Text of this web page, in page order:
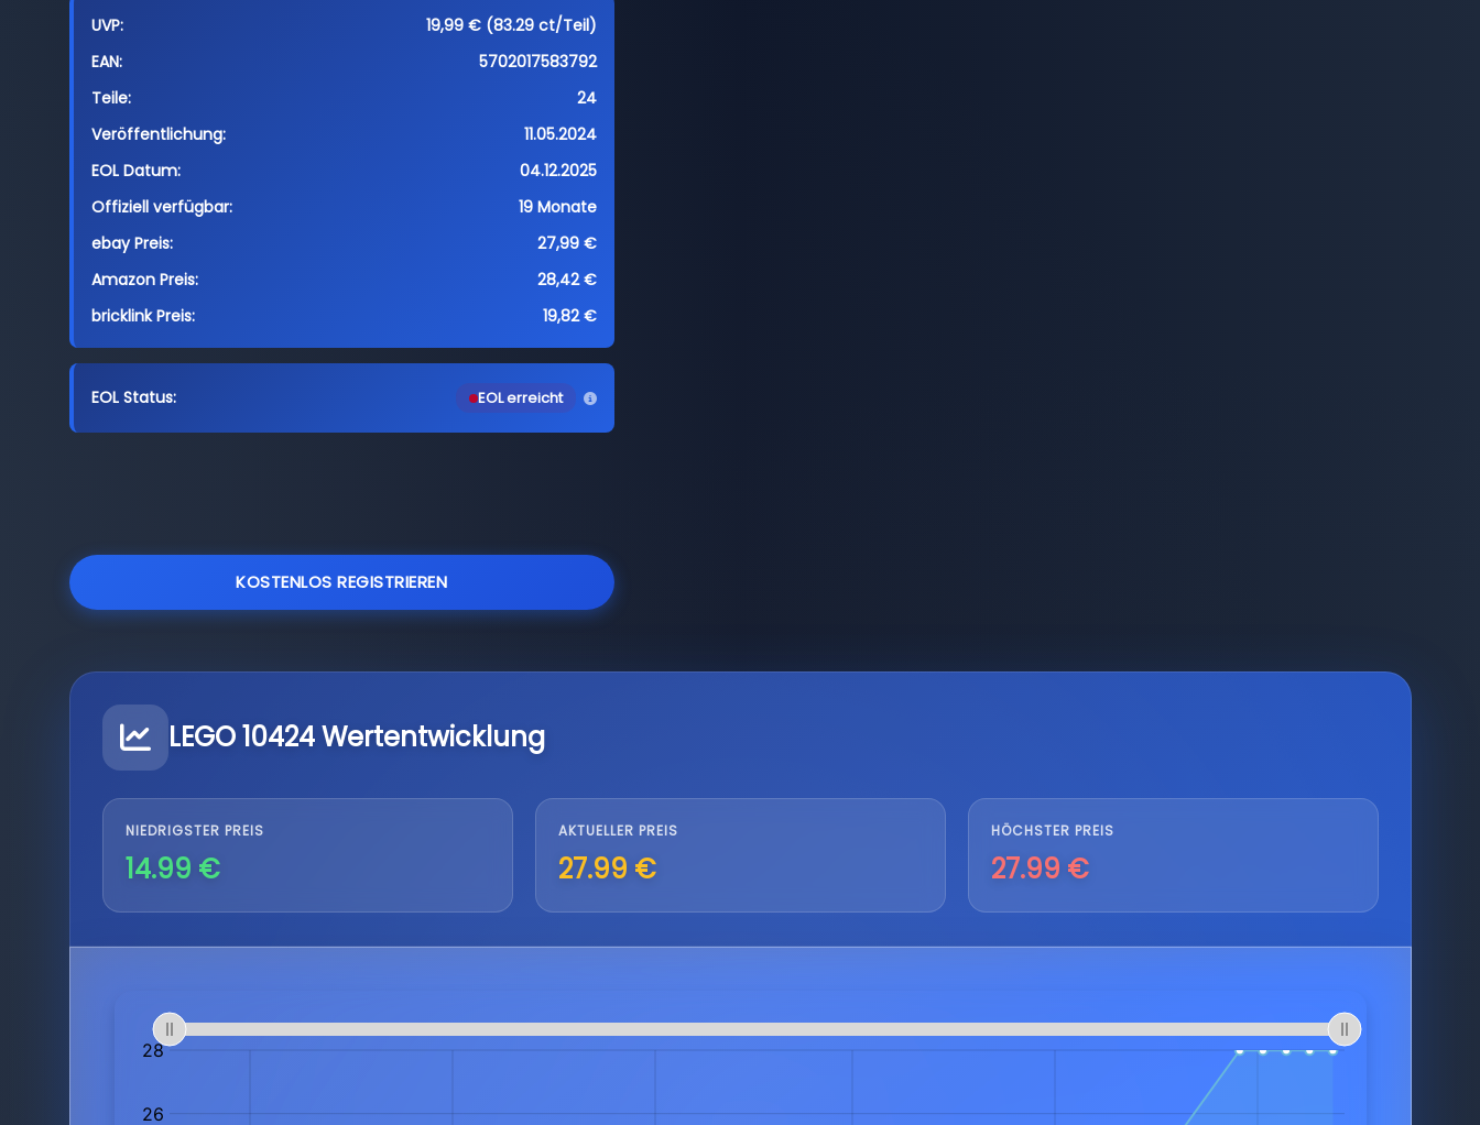
UVP:
19,99 € (83.29 ct/Teil)
EAN:
5702017583792
Teile:
24
Veröffentlichung:
11.05.2024
EOL Datum:
04.12.2025
Offiziell verfügbar:
19 Monate
ebay Preis:
27,99 €
Amazon Preis:
28,42 €
bricklink Preis:
19,82 €
EOL Status: EOL erreicht
KOSTENLOS REGISTRIEREN
LEGO 10424 Wertentwicklung
NIEDRIGSTER PREIS
14.99 €
AKTUELLER PREIS
27.99 €
HÖCHSTER PREIS
27.99 €